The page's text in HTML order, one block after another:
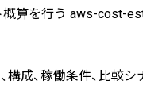
算を行う aws-cost-
構成、稼働条件、比較シ